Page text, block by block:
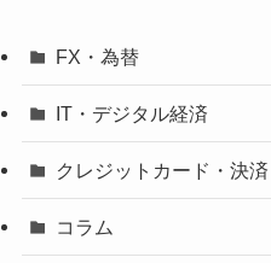
FX・為替
IT・デジタル経済
クレジットカード・決済
コラム